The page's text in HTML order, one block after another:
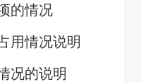
的情况
用情况说明
况的说明